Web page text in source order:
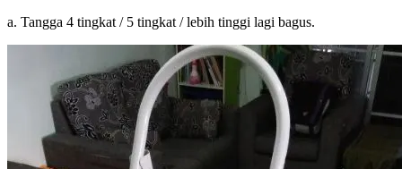
a. Tangga 4 tingkat / 5 tingkat / lebih tinggi lagi bagus.